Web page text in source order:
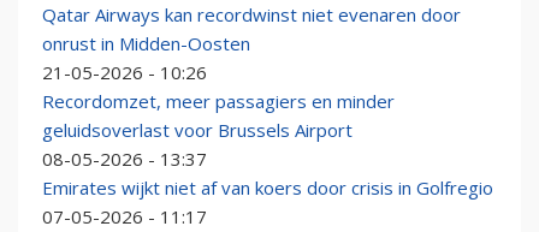
Qatar Airways kan recordwinst niet evenaren door
onrust in Midden-Oosten
21-05-2026 - 10:26
Recordomzet, meer passagiers en minder
geluidsoverlast voor Brussels Airport
08-05-2026 - 13:37
Emirates wijkt niet af van koers door crisis in Golfregio
07-05-2026 - 11:17